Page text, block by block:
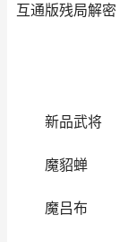
互通版残局解密
新品武将
魔貂蝉
魔吕布